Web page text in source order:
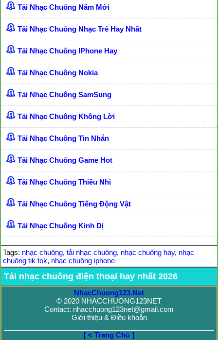
Tải Nhạc Chuông Năm Mới
Tải Nhạc Chuông Nhạc Trẻ Hay Nhất
Tải Nhạc Chuông IPhone Hay
Tải Nhạc Chuông Nokia
Tải Nhạc Chuông SamSung
Tải Nhạc Chuông Không Lời
Tải Nhạc Chuông Tin Nhắn
Tải Nhạc Chuông Game Hot
Tải Nhạc Chuông Thiếu Nhi
Tải Nhạc Chuông Tiếng Động Vật
Tải Nhạc Chuông Kinh Dị
Tags: nhạc chuông, tải nhạc chuông, nhạc chuông hay, nhạc
chuông tik tok, nhạc chuông iphone
Tải nhạc chuông điện thoại hay nhất 2026
NhacChuong123.Net
© 2020 NHACCHUONG123NET
Contact: nhacchuong123net@gmail.com
Giới thiệu & Điều khoản
[ < Trang Chủ ]